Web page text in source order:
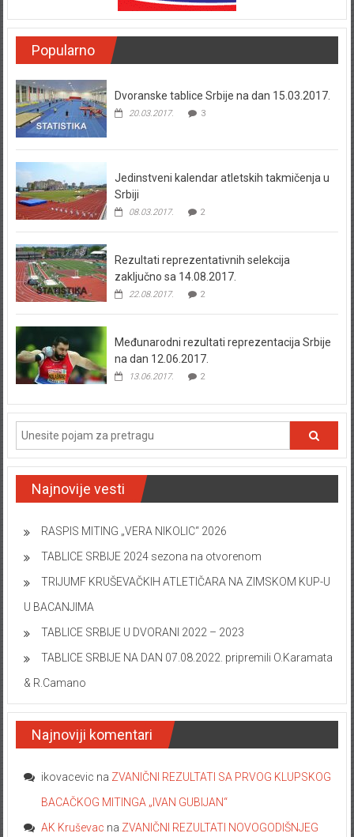
Popularno
Dvoranske tablice Srbije na dan 15.03.2017.
20.03.2017. 3
Jedinstveni kalendar atletskih takmičenja u
Srbiji
08.03.2017. 2
Rezultati reprezentativnih selekcija
zaključno sa 14.08.2017.
22.08.2017. 2
Međunarodni rezultati reprezentacija Srbije
na dan 12.06.2017.
13.06.2017. 2
Najnovije vesti
RASPIS MITING „VERA NIKOLIC“ 2026
TABLICE SRBIJE 2024 sezona na otvorenom
TRIJUMF KRUŠEVAČKIH ATLETIČARA NA ZIMSKOM KUP-U
U BACANJIMA
TABLICE SRBIJE U DVORANI 2022 – 2023
TABLICE SRBIJE NA DAN 07.08.2022. pripremili O.Karamata
& R.Camano
Najnoviji komentari
ikovacevic na ZVANIČNI REZULTATI SA PRVOG KLUPSKOG
BACAČKOG MITINGA „IVAN GUBIJAN“
AK Kruševac na ZVANIČNI REZULTATI NOVOGODIŠNJEG